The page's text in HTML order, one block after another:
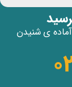
ی شنیدن